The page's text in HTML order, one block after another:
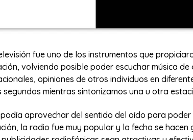
fue uno de los instrumentos que
volviendo posible poder escuchar música de
opiniones de otros individuos en
mientras sintonizamos una u otra
aprovechar del sentido del oído para
la radio fue muy popular y la fecha se hacen